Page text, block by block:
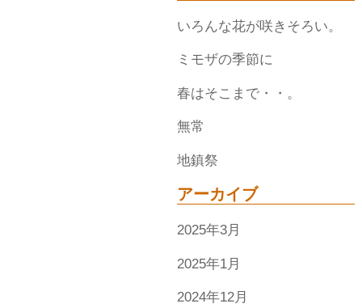
いろんな花が咲きそろい。
ミモザの季節に
春はそこまで・・。
無常
地鎮祭
アーカイブ
2025年3月
2025年1月
2024年12月